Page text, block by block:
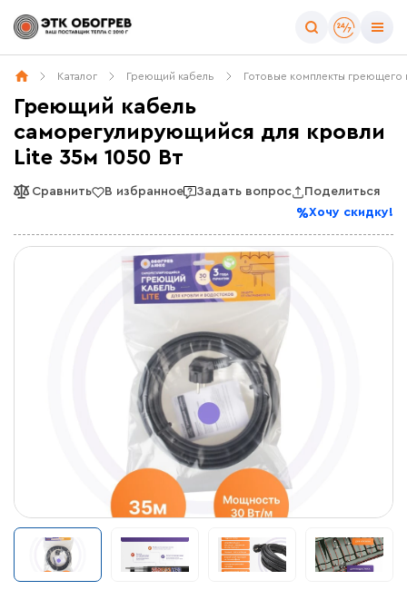
Каталог Греющий кабель Готовые комплекты греющего
Греющий кабель
саморегулирующийся для кровли
Lite 35м 1050 Вт
Сравнить В избранное Задать вопрос
Поделиться
Хочу скидку!